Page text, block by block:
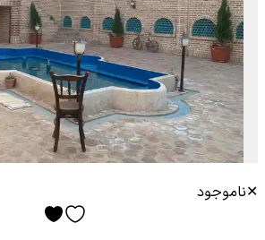
✕ناموجود